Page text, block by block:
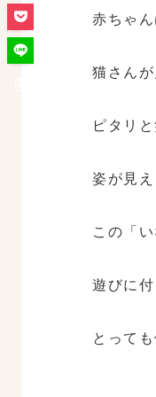
赤ちゃ
猫さんが
ピタリ
姿が見
この「
遊びに
とって